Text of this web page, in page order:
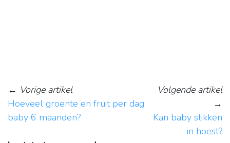
← Vorige artikel
Hoeveel groente en fruit per dag
baby 6 maanden?
Volgende artikel
→
Kan baby stikken
in hoest?